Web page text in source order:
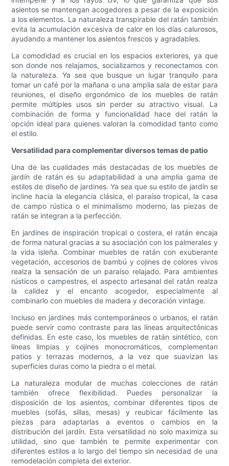
asientos se mantengan acogedores a pesar de la exposición
a los elementos. La naturaleza transpirable del ratán también
evita la acumulación excesiva de calor en los días calurosos,
ayudando a mantener los asientos frescos y agradables.
La comodidad es crucial en los espacios exteriores, ya que
son donde nos relajamos, socializamos y reconectamos con
la naturaleza. Ya sea que busque un lugar tranquilo para
tomar un café por la mañana o una amplia sala de estar para
reuniones, el diseño ergonómico de los muebles de ratán
permite múltiples usos sin perder su atractivo visual. La
combinación de forma y funcionalidad hace del ratán la
opción ideal para quienes valoran la comodidad tanto como
el estilo.
Versatilidad para complementar diversos temas de patio
Una de las cualidades más destacadas de los muebles de
jardín de ratán es su adaptabilidad a una amplia gama de
estilos de diseño de jardines. Ya sea que su estilo de jardín se
incline hacia la elegancia clásica, el paraíso tropical, la casa
de campo rústica o el minimalismo moderno, las piezas de
ratán se integran a la perfección.
En jardines de inspiración tropical o costera, el ratán encaja
de forma natural gracias a su asociación con los palmerales y
la vida isleña. Combinar muebles de ratán con exuberante
vegetación, accesorios de bambú y cojines de colores vivos
realza la sensación de un paraíso relajado. Para ambientes
rústicos o campestres, el aspecto artesanal del ratán realza
la calidez y el encanto acogedor, especialmente al
combinarlo con muebles de madera y decoración vintage.
Incluso en jardines más contemporáneos o urbanos, el ratán
puede servir como contraste para las líneas arquitectónicas
definidas. En este caso, los muebles de ratán sintético, con
líneas limpias y cojines monocromáticos, complementan
patios y terrazas modernos, a la vez que suavizan las
superficies duras como la piedra o el metal.
La naturaleza modular de muchas colecciones de ratán
también ofrece flexibilidad. Puedes personalizar la
disposición de los asientos, combinar diferentes tipos de
muebles (sofás, sillas, mesas) y reubicar fácilmente las
piezas para adaptarlas a eventos o cambios en la
distribución del jardín. Esta versatilidad no solo maximiza su
utilidad, sino que también te permite experimentar con
diferentes estilos a lo largo del tiempo sin necesidad de una
remodelación completa del exterior.